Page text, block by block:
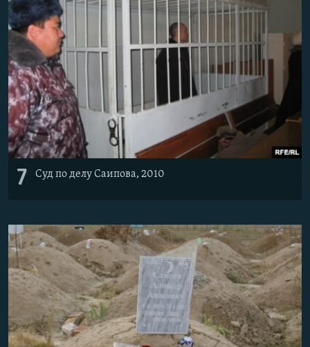
7 Суд по делу Саипова, 2010